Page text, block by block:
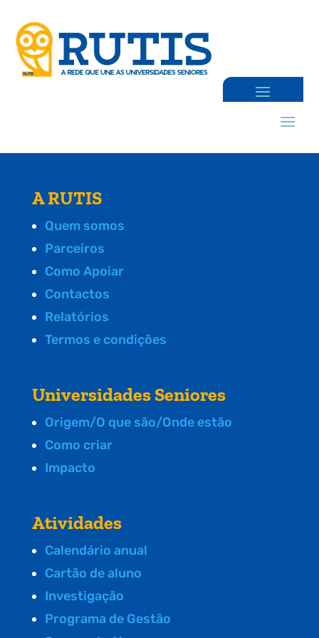
A RUTIS
Quem somos
Parceiros
Como Apoiar
Contactos
Relatórios
Termos e condições
Universidades Seniores
Origem/O que são/Onde estão
Como criar
Impacto
Atividades
Calendário anual
Cartão de aluno
Investigação
Programa de Gestão